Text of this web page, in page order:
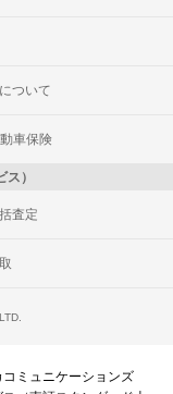
ついて
車保険
）
査定
ミュニケーションズ